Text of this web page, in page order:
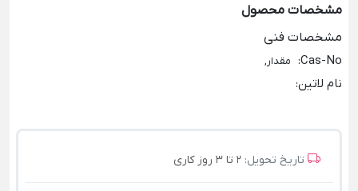
مشخصات محصول
مشخصات فنی
Cas-No
: مقدار,
نام لاتین:
تاریخ تحویل: 2 تا 3 روز کاری